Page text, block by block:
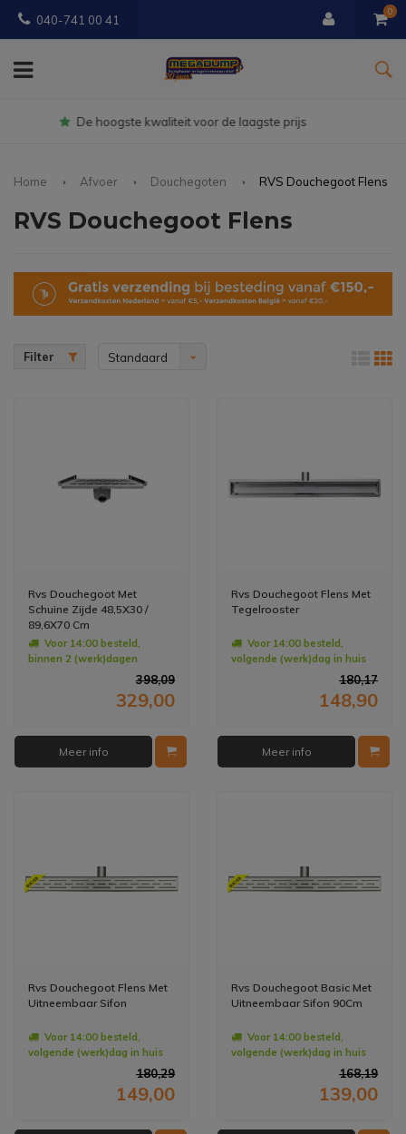
040-741 00 41
0
Gratisbezorgd vanaf € 150
Home Afvoer Douchegoten RVS Douchegoot Flens
RVS Douchegoot Flens
Filter Standaard
Rvs Douchegoot Met
Schuine Zijde 48,5X30 /
89,6X70 Cm
Voor 14:00 besteld,
binnen 2 (werk)dagen
398,09
329,00
Meer info
Rvs Douchegoot Flens Met
Tegelrooster
Voor 14:00 besteld,
volgende (werk)dag in huis
180,17
148,90
Meer info
Rvs Douchegoot Flens Met
Uitneembaar Sifon
Voor 14:00 besteld,
volgende (werk)dag in huis
180,29
149,00
Rvs Douchegoot Basic Met
Uitneembaar Sifon 90Cm
Voor 14:00 besteld,
volgende (werk)dag in huis
168,19
139,00